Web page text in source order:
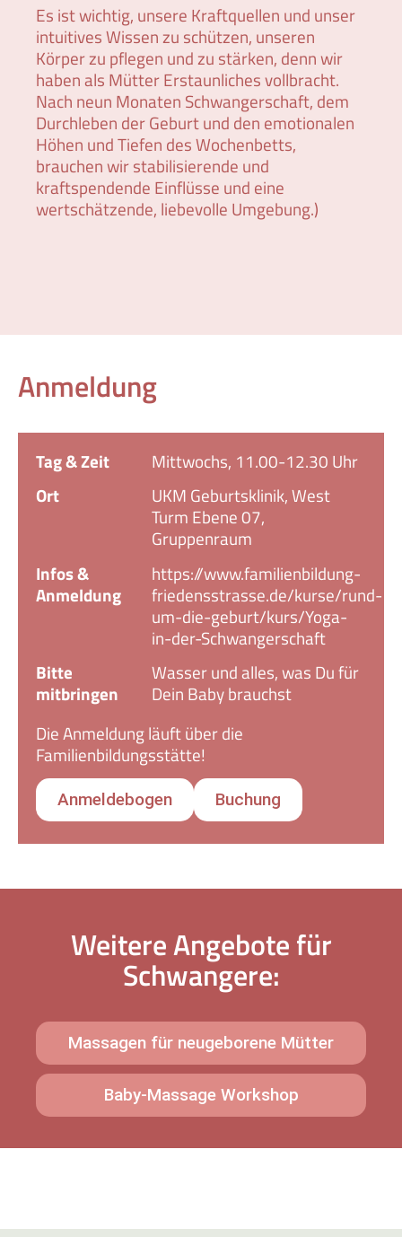
Es ist wichtig, unsere Kraftquellen und unser
intuitives Wissen zu schützen, unseren
Körper zu pflegen und zu stärken, denn wir
haben als Mütter Erstaunliches vollbracht.
Nach neun Monaten Schwangerschaft, dem
Durchleben der Geburt und den emotionalen
Höhen und Tiefen des Wochenbetts,
brauchen wir stabilisierende und
kraftspendende Einflüsse und eine
wertschätzende, liebevolle Umgebung.)
Anmeldung
Tag & Zeit
Mittwochs, 11.00-12.30 Uhr
Ort
UKM Geburtsklinik, West
Turm Ebene 07,
Gruppenraum
Infos &
Anmeldung
https://www.familienbildung-
friedensstrasse.de/kurse/rund-
um-die-geburt/kurs/Yoga-
in-der-Schwangerschaft
Bitte
mitbringen
Wasser und alles, was Du für
Dein Baby brauchst
Die Anmeldung läuft über die
Familienbildungsstätte!
Anmeldebogen Buchung
Weitere Angebote für
Schwangere:
Massagen für neugeborene Mütter
Baby-Massage Workshop